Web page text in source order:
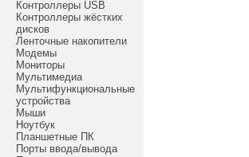
Контроллеры USB
Контроллеры жёстких
дисков
Ленточные накопители
Модемы
Мониторы
Мультимедиа
Мультифункциональные
устройства
Мыши
Ноутбук
Планшетные ПК
Порты ввода/вывода